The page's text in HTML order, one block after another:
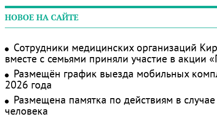
НОВОЕ НА САЙТЕ
Сотрудники медицинских организаций
вместе с семьями приняли участие в акции
Размещён график выезда мобильных
2026 года
Размещена памятка по действиям в
человека